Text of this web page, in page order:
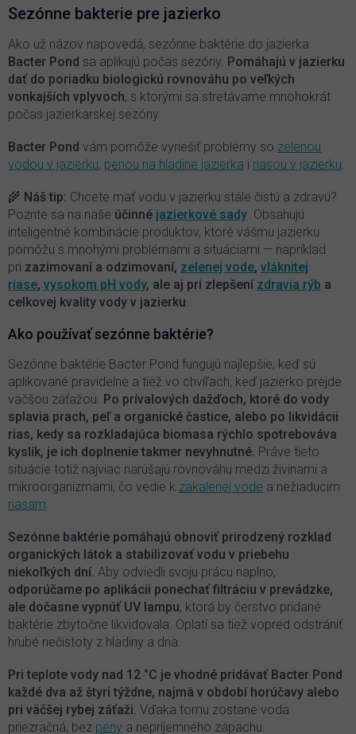
d
a
c
e
p
r
y
v
ý
p
i
s
u
Sezónne bakterie pre jazierko
Ako už názov napovedá, sezónne baktérie do jazierka
Bacter Pond sa aplikujú počas sezóny. Pomáhajú v jazierku
dať do poriadku biologickú rovnováhu po veľkých
vonkajších vplyvoch, s ktorými sa stretávame mnohokrát
počas jazierkarskej sezóny.
Bacter Pond vám pomôže vyriešiť problémy so zelenou
vodou v jazierku, penou na hladine jazierka i riasou v jazierku.
🌾 Náš tip: Chcete mať vodu v jazierku stále čistú a zdravú?
Pozrite sa na naše účinné jazierkové sady. Obsahujú
inteligentné kombinácie produktov, ktoré vášmu jazierku
pomôžu s mnohými problémami a situáciami — napríklad
pri zazimovaní a odzimovaní, zelenej vode, vláknitej
riase, vysokom pH vody, ale aj pri zlepšení zdravia rýb a
celkovej kvality vody v jazierku.
Ako používať sezónne baktérie?
Sezónne baktérie Bacter Pond fungujú najlepšie, keď sú
aplikované pravidelne a tiež vo chvíľach, keď jazierko prejde
väčšou záťažou. Po prívalových dažďoch, ktoré do vody
splavia prach, peľ a organické častice, alebo po likvidácii
rias, kedy sa rozkladajúca biomasa rýchlo spotrebováva
kyslík, je ich doplnenie takmer nevyhnutné. Práve tieto
situácie totiž najviac narúšajú rovnováhu medzi živinami a
mikroorganizmami, čo vedie k zakalenej vode a nežiaducim
riasam.
Sezónne baktérie pomáhajú obnoviť prirodzený rozklad
organických látok a stabilizovať vodu v priebehu
niekoľkých dní. Aby odviedli svoju prácu naplno,
odporúčame po aplikácii ponechať filtráciu v prevádzke,
ale dočasne vypnúť UV lampu, ktorá by čerstvo pridané
baktérie zbytočne likvidovala. Oplatí sa tiež vopred odstrániť
hrubé nečistoty z hladiny a dna.
Pri teplote vody nad 12 °C je vhodné pridávať Bacter Pond
každé dva až štyri týždne, najmä v období horúčavy alebo
pri väčšej rybej záťaži. Vďaka tomu zostane voda
priezračná, bez peny a nepríjemného zápachu.